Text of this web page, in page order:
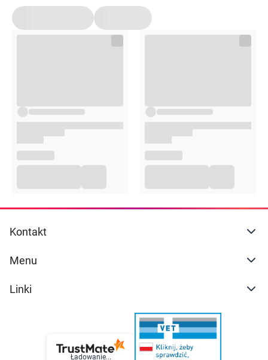
Kontakt
Menu
Linki
Ładowanie...